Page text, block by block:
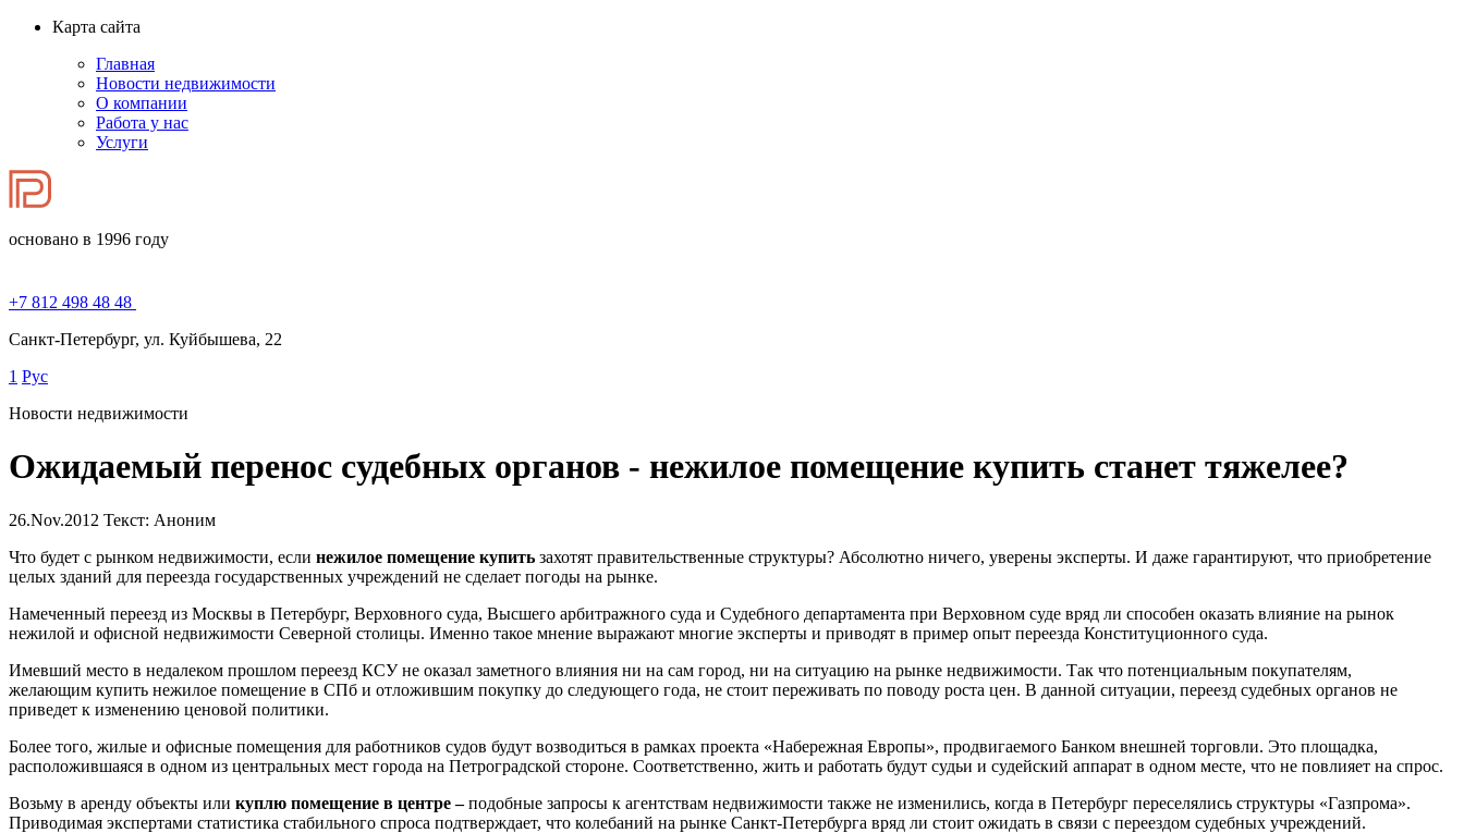
Карта сайта
Главная
Новости недвижимости
О компании
Работа у нас
Услуги
основано в 1996 году
+7 812 498 48 48
Санкт-Петербург, ул. Куйбышева, 22
1 Рус
Новости недвижимости
Ожидаемый перенос судебных органов - нежилое помещение купить станет тяжелее?
26.Nov.2012 Текст: Аноним
Что будет с рынком недвижимости, если нежилое помещение купить захотят правительственные структуры? Абсолютно ничего, уверены эксперты. И даже гарантируют, что приобретение
целых зданий для переезда государственных учреждений не сделает погоды на рынке.
Намеченный переезд из Москвы в Петербург, Верховного суда, Высшего арбитражного суда и Судебного департамента при Верховном суде вряд ли способен оказать влияние на рынок
нежилой и офисной недвижимости Северной столицы. Именно такое мнение выражают многие эксперты и приводят в пример опыт переезда Конституционного суда.
Имевший место в недалеком прошлом переезд КСУ не оказал заметного влияния ни на сам город, ни на ситуацию на рынке недвижимости. Так что потенциальным покупателям,
желающим купить нежилое помещение в СПб и отложившим покупку до следующего года, не стоит переживать по поводу роста цен. В данной ситуации, переезд судебных органов не
приведет к изменению ценовой политики.
Более того, жилые и офисные помещения для работников судов будут возводиться в рамках проекта «Набережная Европы», продвигаемого Банком внешней торговли. Это площадка,
расположившаяся в одном из центральных мест города на Петроградской стороне. Соответственно, жить и работать будут судьи и судейский аппарат в одном месте, что не повлияет на спрос.
Возьму в аренду объекты или куплю помещение в центре –подобные запросы к агентствам недвижимости также не изменились, когда в Петербург переселялись структуры «Газпрома».
Приводимая экспертами статистика стабильного спроса подтверждает, что колебаний на рынке Санкт-Петербурга вряд ли стоит ожидать в связи с переездом судебных учреждений.